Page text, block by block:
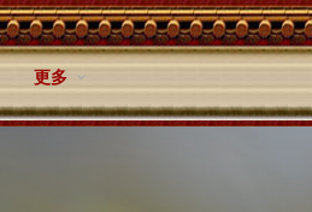
更多